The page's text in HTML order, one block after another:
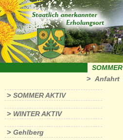
SOMMER
> Anfahrt
> SOMMER AKTIV
> WINTER AKTIV
> Gehlberg